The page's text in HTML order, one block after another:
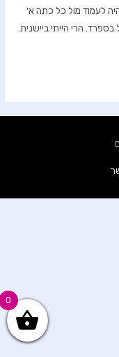
לעמוד מול כל כתה א'
בספרד. הרי הייתי ביישנית.
0